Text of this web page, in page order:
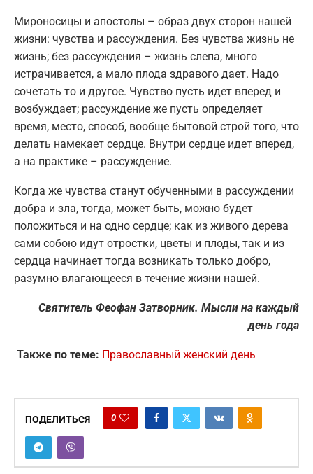
Мироносицы и апостолы – образ двух сторон нашей
жизни: чувства и рассуждения. Без чувства жизнь не
жизнь; без рассуждения – жизнь слепа, много
истрачивается, а мало плода здравого дает. Надо
сочетать то и другое. Чувство пусть идет вперед и
возбуждает; рассуждение же пусть определяет
время, место, способ, вообще бытовой строй того, что
делать намекает сердце. Внутри сердце идет вперед,
а на практике – рассуждение.
Когда же чувства станут обученными в рассуждении
добра и зла, тогда, может быть, можно будет
положиться и на одно сердце; как из живого дерева
сами собою идут отростки, цветы и плоды, так и из
сердца начинает тогда возникать только добро,
разумно влагающееся в течение жизни нашей.
Святитель Феофан Затворник. Мысли на каждый
день года
Также по теме: Православный женский день
ПОДЕЛИТЬСЯ 0